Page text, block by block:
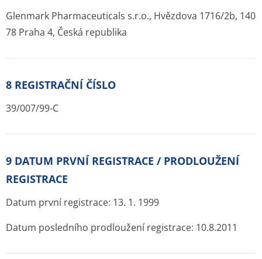
Glenmark Pharmaceuticals s.r.o., Hvězdova 1716/2b, 140
78 Praha 4, Česká republika
8 REGISTRAČNÍ ČÍSLO
39/007/99-C
9 DATUM PRVNÍ REGISTRACE / PRODLOUŽENÍ
REGISTRACE
Datum první registrace: 13. 1. 1999
Datum posledního prodloužení registrace: 10.8.2011